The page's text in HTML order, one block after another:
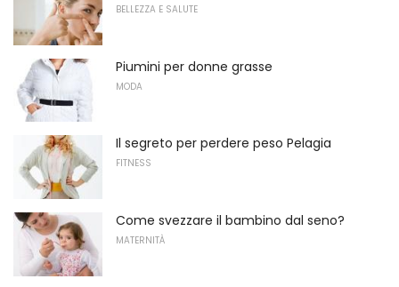
BELLEZZA E SALUTE
Piumini per donne grasse
MODA
Il segreto per perdere peso Pelagia
FITNESS
Come svezzare il bambino dal seno?
MATERNITÀ